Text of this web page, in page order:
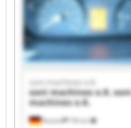
Rostock 756 km
soni machines e.K.
soni machines e.K.
machines e.K.